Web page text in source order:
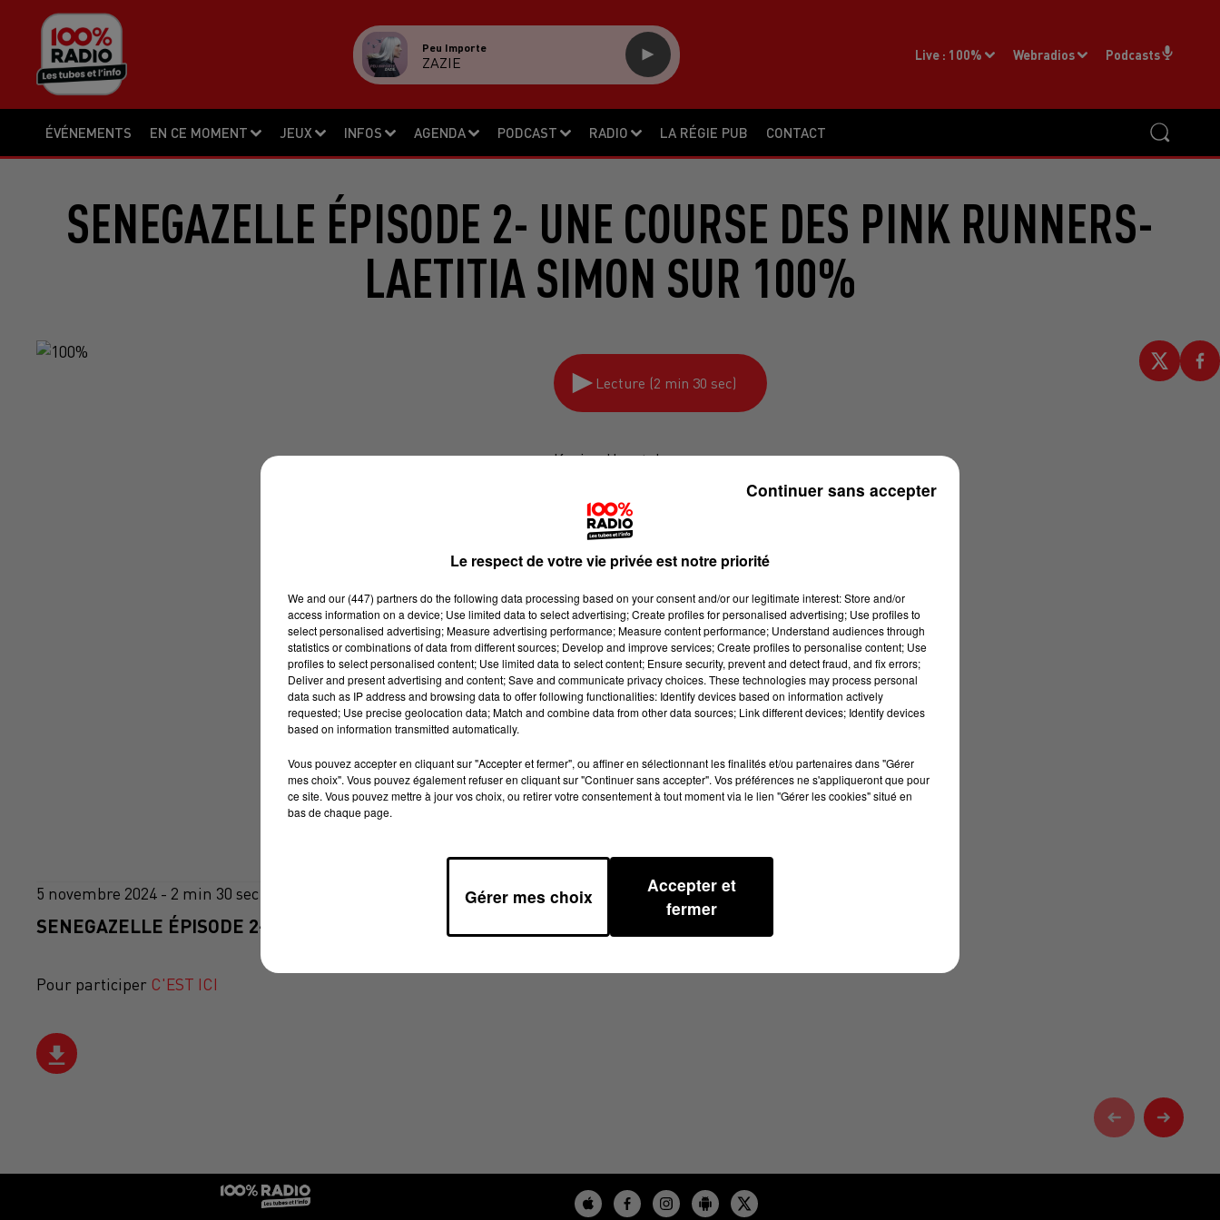
ÉVÉNEMENTS EN CE MOMENT JEUX INFOS AGENDA PODCAST RADIO LA RÉGIE PUB CONTACT
Live : 100% Webradios Podcasts
Peu Importe
ZAZIE
SENEGAZELLE ÉPISODE 2- UNE COURSE DES PINK RUNNERS-
LAETITIA SIMON SUR 100%
Lecture (2 min 30 sec)
Karine Hurstel
100% Chez vous dans la Haute-Garonne
5 novembre 2024 - 2 min 30 sec
SENEGAZELLE ÉPISODE 2- UNE COURSE DES PINK RUNNERS- LAETITIA SIMON SUR 100%
Pour participer C'EST ICI
Le respect de votre vie privée est notre priorité
We and our (447) partnersdo the following data processing based on your consent and/or our legitimate interest: Store and/or
access information on a device; Use limited data to select advertising; Create profiles for personalised advertising; Use profiles to
select personalised advertising; Measure advertising performance; Measure content performance; Understand audiences through
statistics or combinations of data from different sources; Develop and improve services; Create profiles to personalise content; Use
profiles to select personalised content; Use limited data to select content; Ensure security, prevent and detect fraud, and fix errors;
Deliver and present advertising and content; Save and communicate privacy choices. These technologies may process personal
data such as IP address and browsing data to offer following functionalities: Identify devices based on information actively
requested; Use precise geolocation data; Match and combine data from other data sources; Link different devices; Identify devices
based on information transmitted automatically.
Vous pouvez accepter en cliquant sur "Accepter et fermer", ou affiner en sélectionnant les finalités et/ou partenaires dans "Gérer
mes choix". Vous pouvez également refuser en cliquant sur "Continuer sans accepter". Vos préférences ne s'appliqueront que pour
ce site. Vous pouvez mettre à jour vos choix, ou retirer votre consentement à tout moment via le lien "Gérer les cookies" situé en
bas de chaque page.
Gérer mes choix
Accepter et
fermer
Continuer sans accepter